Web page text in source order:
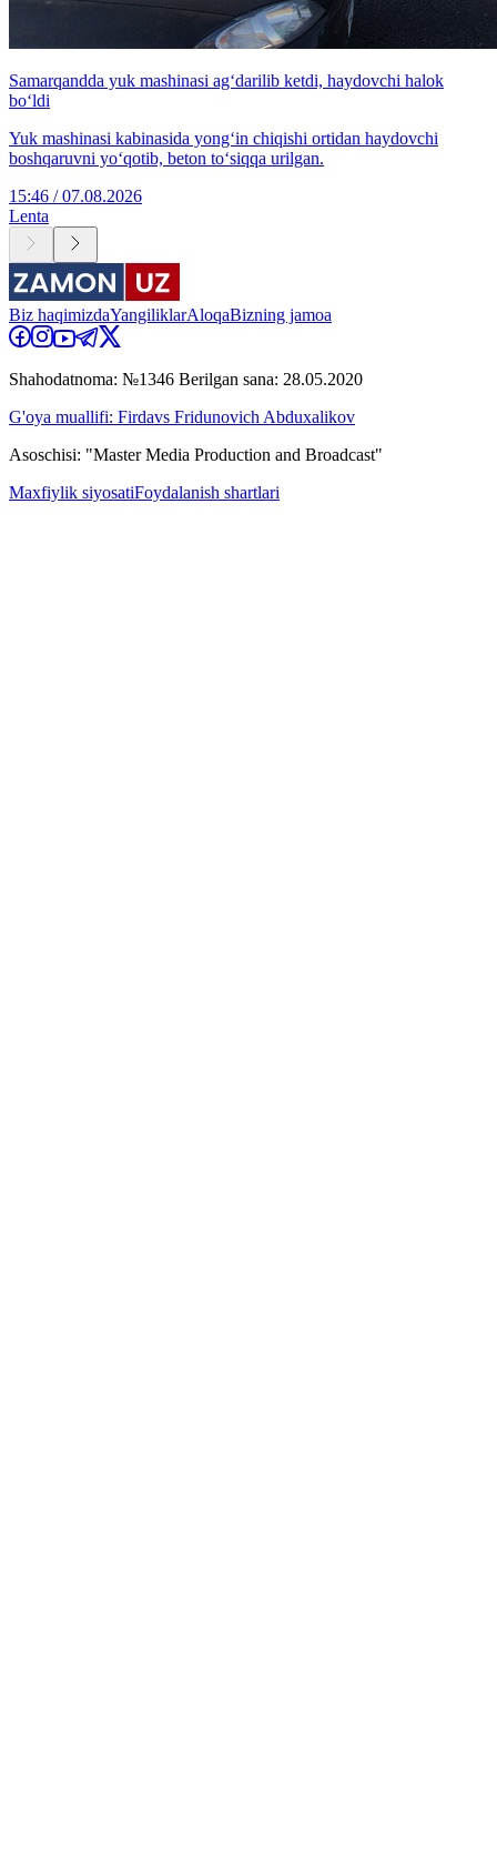
Samarqandda yuk mashinasi ag‘darilib ketdi, haydovchi halok
bo‘ldi
Yuk mashinasi kabinasida yong‘in chiqishi ortidan haydovchi
boshqaruvni yo‘qotib, beton to‘siqqa urilgan.
15:46 / 07.08.2026
Lenta
Biz haqimizdaYangiliklarAloqaBizning jamoa
Shahodatnoma: №1346 Berilgan sana: 28.05.2020
G'oya muallifi: Firdavs Fridunovich Abduxalikov
Asoschisi: "Master Media Production and Broadcast"
Maxfiylik siyosatiFoydalanish shartlari